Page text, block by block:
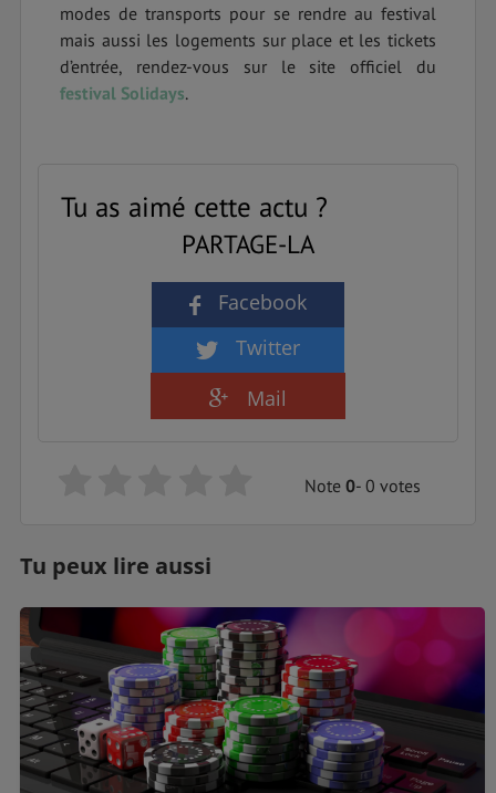
modes de transports pour se rendre au festival
mais aussi les logements sur place et les tickets
d’entrée, rendez-vous sur le site officiel du
festival Solidays.
Tu as aimé cette actu ?
PARTAGE-LA
Facebook
Twitter
Mail
Note 0- 0 votes
Tu peux lire aussi